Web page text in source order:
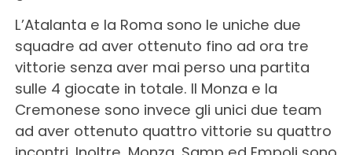
L’Atalanta e la Roma sono le uniche due
squadre ad aver ottenuto fino ad ora tre
vittorie senza aver mai perso una partita
sulle 4 giocate in totale. Il Monza e la
Cremonese sono invece gli unici due team
ad aver ottenuto quattro vittorie su quattro